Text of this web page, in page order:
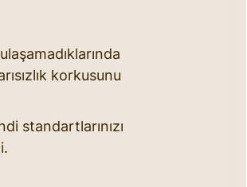
korkusunu
standartlarınızı